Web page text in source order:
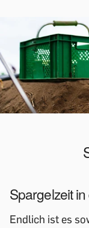
Spargelzeit
Endlich ist es